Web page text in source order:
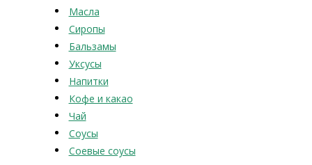
Масла
Сиропы
Бальзамы
Уксусы
Напитки
Кофе и какао
Чай
Соусы
Соевые соусы